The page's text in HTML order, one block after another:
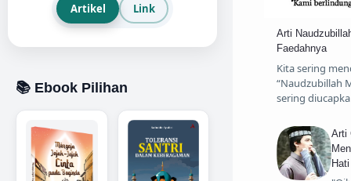
Artikel Link
📚 Ebook Pilihan
Sirah
Arti
Faedahnya
Kita sering
“Naudzubillah
sering
Arti
Hati